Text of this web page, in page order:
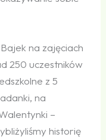
na zajęciach
250 uczestników
z 5
na
–
historię